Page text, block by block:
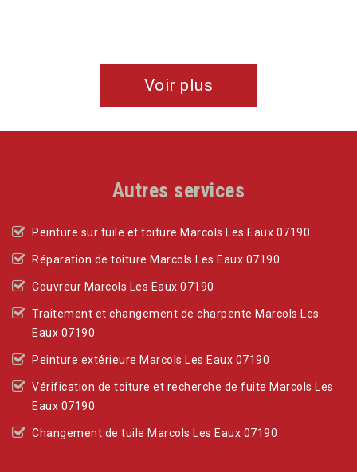
Voir plus
Autres services
Peinture sur tuile et toiture Marcols Les Eaux 07190
Réparation de toiture Marcols Les Eaux 07190
Couvreur Marcols Les Eaux 07190
Traitement et changement de charpente Marcols Les
Eaux 07190
Peinture extérieure Marcols Les Eaux 07190
Vérification de toiture et recherche de fuite Marcols Les
Eaux 07190
Changement de tuile Marcols Les Eaux 07190